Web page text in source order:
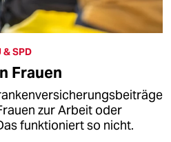
SPD
Frauen
zur Arbeit oder
funktioniert so nicht.